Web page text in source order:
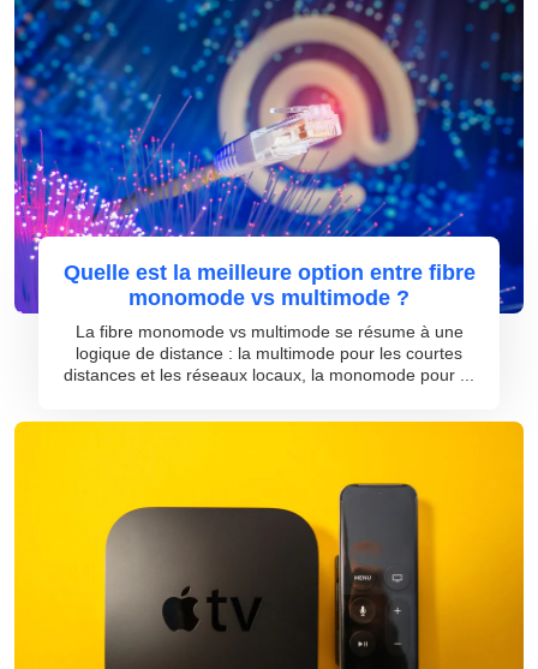
Quelle est la meilleure option entre fibre
monomode vs multimode ?
La fibre monomode vs multimode se résume à une
logique de distance : la multimode pour les courtes
distances et les réseaux locaux, la monomode pour ...